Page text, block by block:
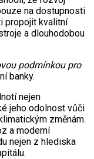
na dostupnosti
propojit kvalitní
a dlouhodobou
podmínkou pro
banky.
nejen
jeho odolnost vůči
změnám.
a moderní
nejen z hlediska